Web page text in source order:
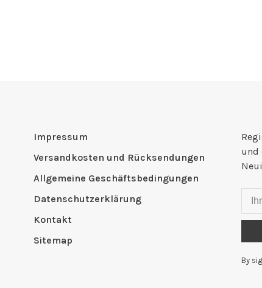
Impressum
Versandkosten und Rücksendungen
Allgemeine Geschäftsbedingungen
Datenschutzerklärung
Kontakt
Sitemap
und
By